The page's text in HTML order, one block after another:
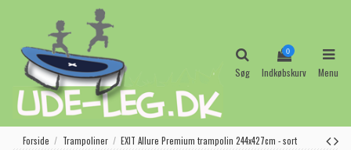
Søg
0
Indkøbskurv Menu
Forside Trampoliner EXIT Allure Premium trampolin 244x427cm - sort